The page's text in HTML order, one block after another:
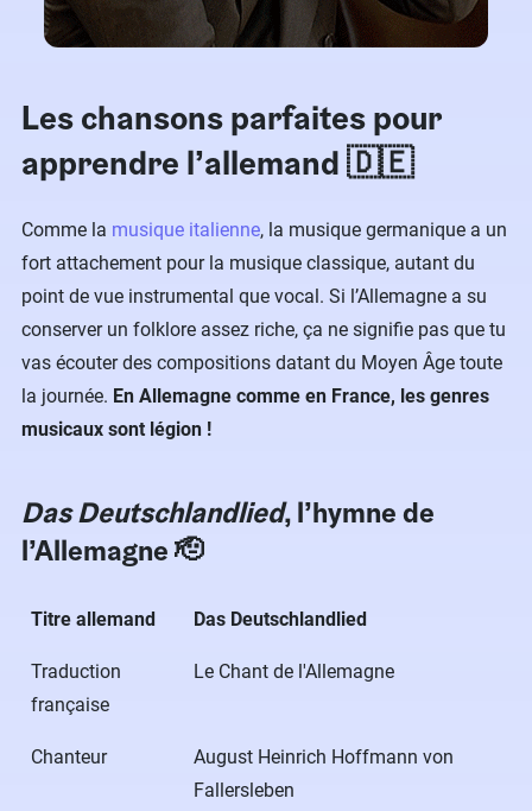
Les chansons parfaites pour
apprendre l’allemand 🇩🇪
Comme la musique italienne, la musique germanique a un
fort attachement pour la musique classique, autant du
point de vue instrumental que vocal. Si l’Allemagne a su
conserver un folklore assez riche, ça ne signifie pas que tu
vas écouter des compositions datant du Moyen Âge toute
la journée. En Allemagne comme en France, les genres
musicaux sont légion !
Das Deutschlandlied, l’hymne de
l’Allemagne​ 🫡
Titre allemand Das Deutschlandlied
Traduction
française
Le Chant de l'Allemagne
Chanteur
August Heinrich Hoffmann von
Fallersleben